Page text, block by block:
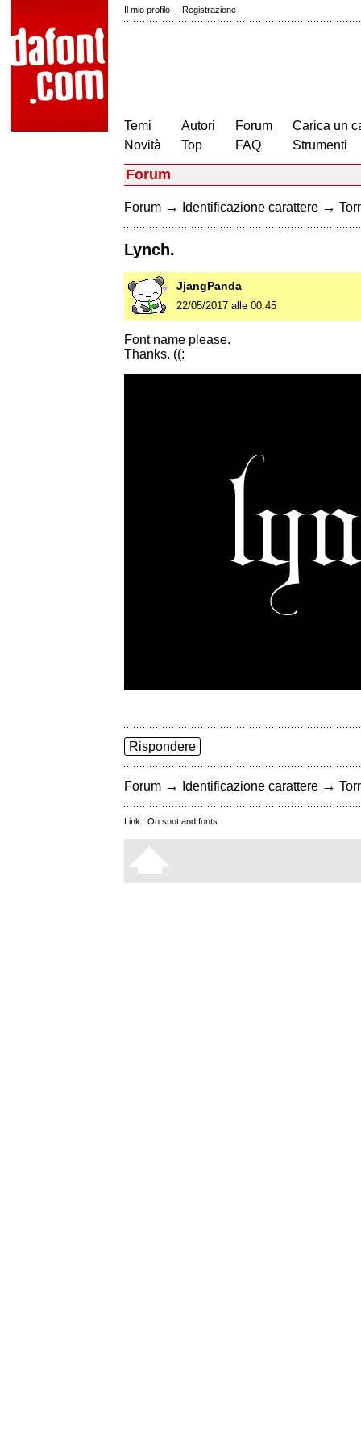
Il mio profilo | Registrazione
Temi
Novità
Autori
Top
Forum
FAQ
Carica un
Strumenti
Forum
Forum → Identificazione carattere →
Lynch.
JjangPanda
22/05/2017 alle 00:45
Font name please.
Thanks. ((:
Rispondere
Forum → Identificazione carattere →
Link: On snot and fonts